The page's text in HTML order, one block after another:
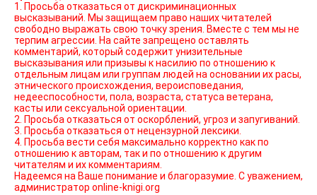
1. Просьба отказаться от дискриминационных
высказываний. Мы защищаем право наших читателей
свободно выражать свою точку зрения. Вместе с тем мы не
терпим агрессии. На сайте запрещено оставлять
комментарий, который содержит унизительные
высказывания или призывы к насилию по отношению к
отдельным лицам или группам людей на основании их расы,
этнического происхождения, вероисповедания,
недееспособности, пола, возраста, статуса ветерана,
касты или сексуальной ориентации.
2. Просьба отказаться от оскорблений, угроз и запугиваний.
3. Просьба отказаться от нецензурной лексики.
4. Просьба вести себя максимально корректно как по
отношению к авторам, так и по отношению к другим
читателям и их комментариям.
Надеемся на Ваше понимание и благоразумие. С уважением,
администратор online-knigi.org